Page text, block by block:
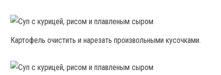
Картофель очистить и нарезать произвольными кусочками.